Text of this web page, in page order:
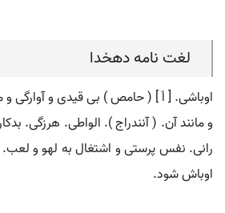
لغت نامه دهخدا
اوباشی. [ اَ ] ( حامص ) بی قیدی و آوارگی
و مانند آن. ( آنندراج ). الواطی. هرزگی.
رانی. نفس پرستی و اشتغال به لهو و لعب.
اوباش شود.